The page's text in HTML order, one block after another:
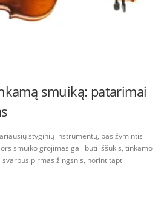
smuiką: patarimai
styginių instrumentų, pasižymintis
smuiko grojimas gali būti iššūkis, tinkamo
pirmas žingsnis, norint tapti